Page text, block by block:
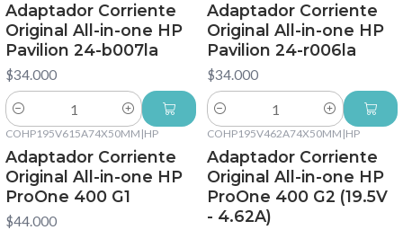
Adaptador Corriente
Original All-in-one HP
Pavilion 24-b007la
$34.000
Cantidad
Adaptador Corriente
Original All-in-one HP
Pavilion 24-r006la
$34.000
Cantidad
COHP195V615A74X50MM |HP
Adaptador Corriente
Original All-in-one HP
ProOne 400 G1
$44.000
COHP195V462A74X50MM |HP
Adaptador Corriente
Original All-in-one HP
ProOne 400 G2 (19.5V
- 4.62A)